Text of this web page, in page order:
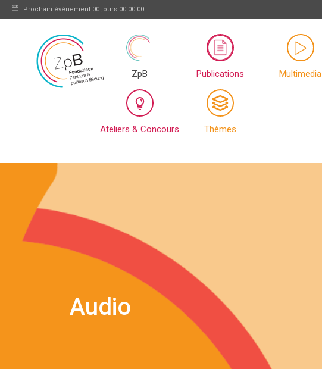
Prochain événement 00 jours 00:00:00
ZpB Publications Multimedia
Ateliers & Concours Thèmes
Audio